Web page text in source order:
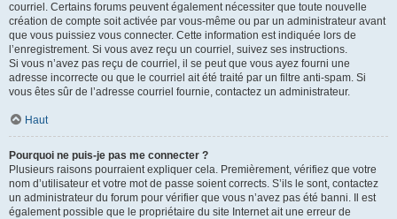
courriel. Certains forums peuvent également nécessiter que toute nouvelle
création de compte soit activée par vous-même ou par un administrateur avant
que vous puissiez vous connecter. Cette information est indiquée lors de
l’enregistrement. Si vous avez reçu un courriel, suivez ses instructions.
Si vous n’avez pas reçu de courriel, il se peut que vous ayez fourni une
adresse incorrecte ou que le courriel ait été traité par un filtre anti-spam. Si
vous êtes sûr de l’adresse courriel fournie, contactez un administrateur.
Haut
Pourquoi ne puis-je pas me connecter ?
Plusieurs raisons pourraient expliquer cela. Premièrement, vérifiez que votre
nom d’utilisateur et votre mot de passe soient corrects. S’ils le sont, contactez
un administrateur du forum pour vérifier que vous n’avez pas été banni. Il est
également possible que le propriétaire du site Internet ait une erreur de